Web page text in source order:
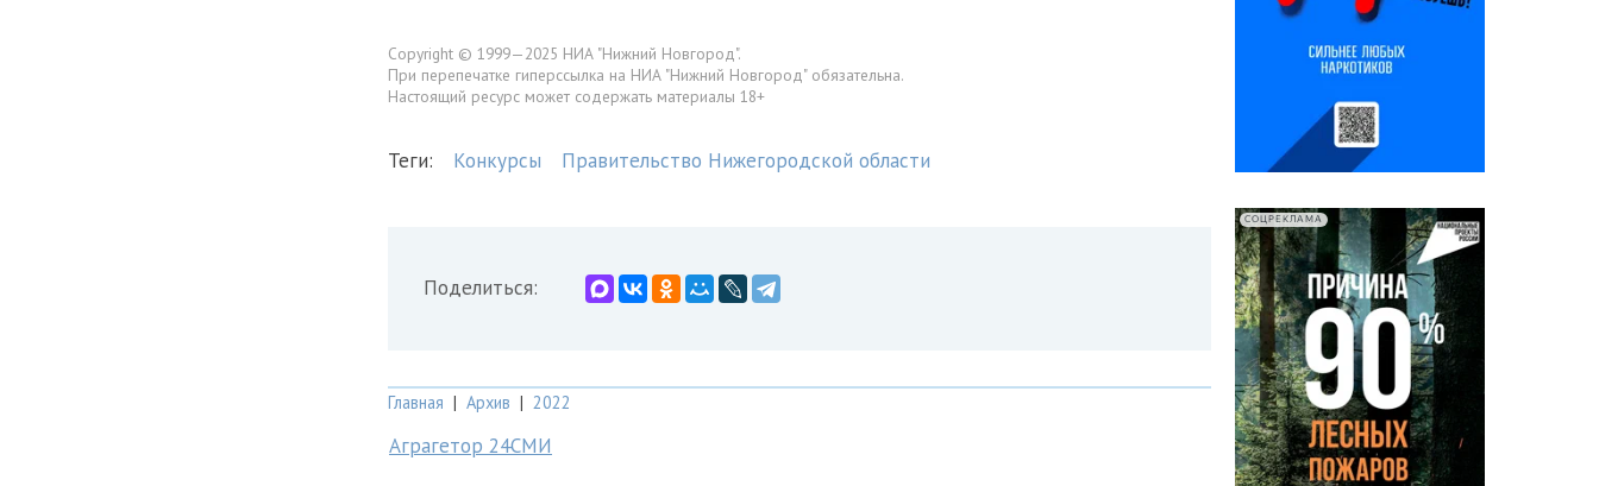
Copyright © 1999—2025 НИА "Нижний Новгород".
При перепечатке гиперссылка на НИА "Нижний Новгород" обязательна.
Настоящий ресурс может содержать материалы 18+
Теги: Конкурсы Правительство Нижегородской области
Поделиться:
Главная | Архив | 2022
Аграгетор 24СМИ
СОЦРЕКЛАМА